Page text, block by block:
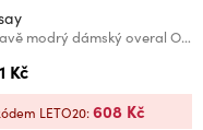
Tmavě modrý dámský overal ORSAY
Kč
LETO20:608 Kč